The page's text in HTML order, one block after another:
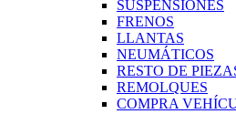
SUSPENSIONES
FRENOS
LLANTAS
NEUMÁTICOS
RESTO DE
REMOLQUES
COMPRA